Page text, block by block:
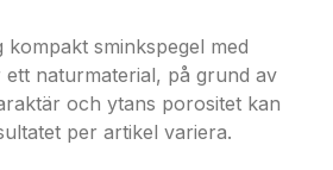
kompakt sminkspegel med
naturmaterial, på grund av
och ytans porositet kan
per artikel variera.